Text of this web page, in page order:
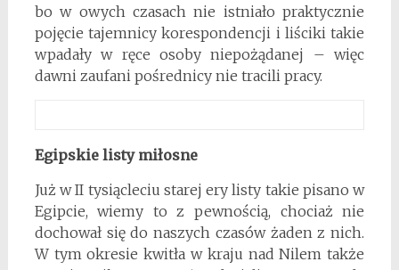
bo w owych czasach nie istniało praktycznie
pojęcie tajemnicy korespondencji i liściki takie
wpadały w ręce osoby niepożądanej – więc
dawni zaufani pośrednicy nie tracili pracy.
Egipskie listy miłosne
Już w II tysiącleciu starej ery listy takie pisano w
Egipcie, wiemy to z pewnością, chociaż nie
dochował się do naszych czasów żaden z nich.
W tym okresie kwitła w kraju nad Nilem także